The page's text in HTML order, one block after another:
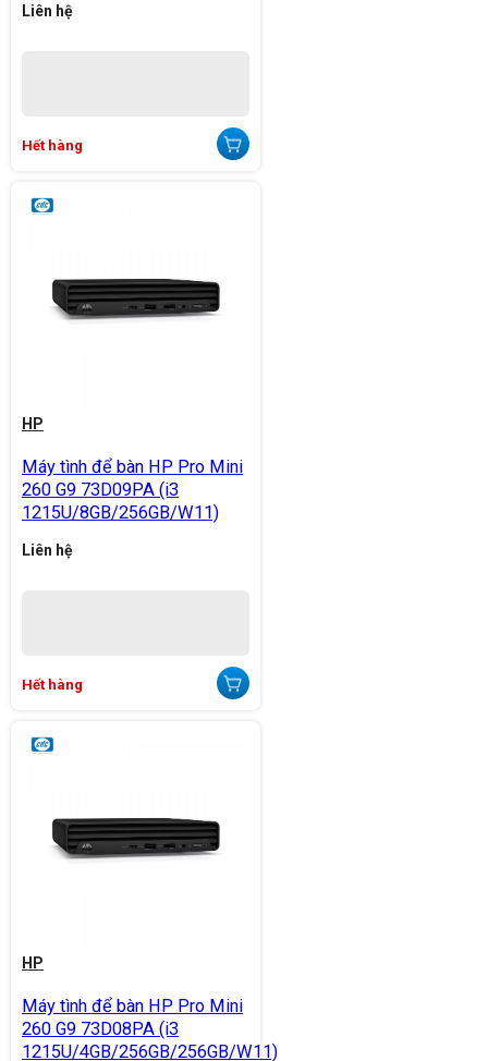
Liên hệ
Hết hàng
HP
Máy tình để bàn HP Pro Mini
260 G9 73D09PA (i3
1215U/8GB/256GB/W11)
Liên hệ
Hết hàng
HP
Máy tình để bàn HP Pro Mini
260 G9 73D08PA (i3
1215U/4GB/256GB/256GB/W11)